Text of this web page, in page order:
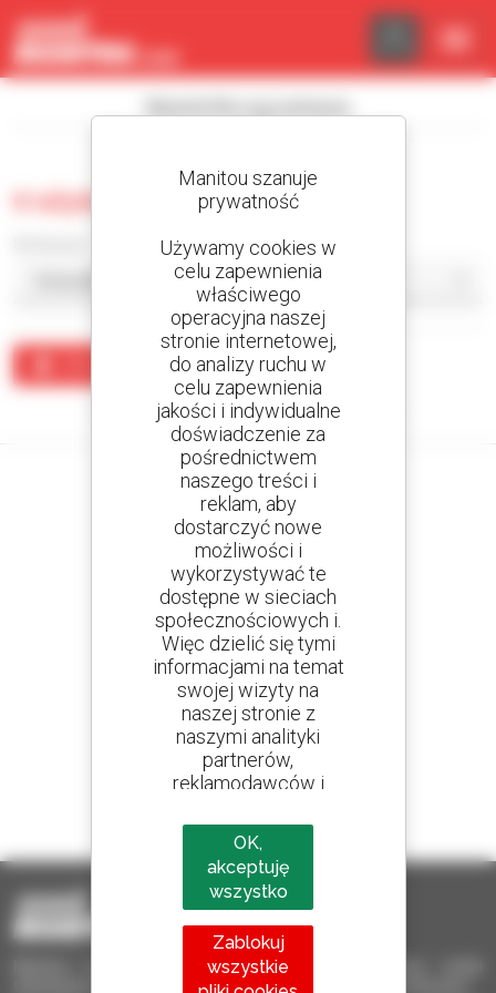
0 używana rozściełacz
Żaden wynik nie odpowiada wyszukiwaniu.
Utwórz swoje alerty
i otrzymuj ogłoszenia o sprzęcie używanym
800 dealerów
Manitou na całym świecie
Manitou Używane – Używany sprzęt przeładunkowy: wózki
teleskopowe, wózki masztowe, samojezdne podnośniki koszowe
Panel zarządzania plikami cookies
Manitou szanuje
prywatność
Używamy cookies w
celu zapewnienia
właściwego
operacyjna naszej
stronie internetowej,
do analizy ruchu w
celu zapewnienia
jakości i indywidualne
doświadczenie za
pośrednictwem
naszego treści i
reklam, aby
dostarczyć nowe
możliwości i
wykorzystywać te
dostępne w sieciach
społecznościowych i.
Więc dzielić się tymi
informacjami na temat
swojej wizyty na
naszej stronie z
naszymi analityki
partnerów,
reklamodawców i
OK,
akceptuję
wszystko
Zablokuj
wszystkie